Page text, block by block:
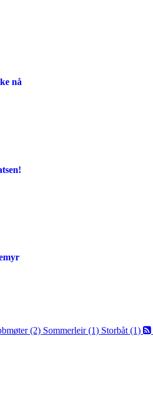
nå
(2) Sommerleir (1) Storbåt (1)